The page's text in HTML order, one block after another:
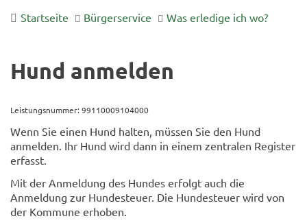
Startseite Bürgerservice Was erledige ich wo?
Hund anmelden
Leistungsnummer: 99110009104000
Wenn Sie einen Hund halten, müssen Sie den Hund
anmelden. Ihr Hund wird dann in einem zentralen Register
erfasst.
Mit der Anmeldung des Hundes erfolgt auch die
Anmeldung zur Hundesteuer. Die Hundesteuer wird von
der Kommune erhoben.